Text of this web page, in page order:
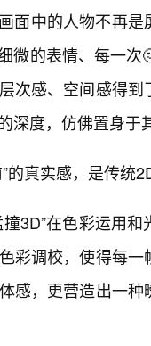
面中的人物不再
微的表情、每一
次感、空间感得
深度，仿佛置身于
的真实感，是传统
撞3D”在色彩运用
彩调校，使得每
感，更营造出一